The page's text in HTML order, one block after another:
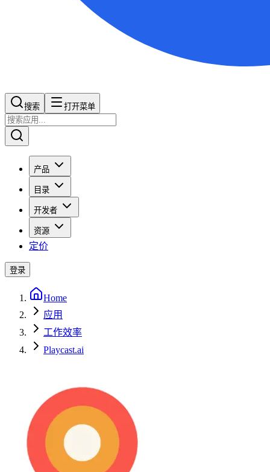
搜索​​​​ 打开菜单
产品
目录
开发者
资源
定价
登录
Home
应用
工作效率
Playcast.ai